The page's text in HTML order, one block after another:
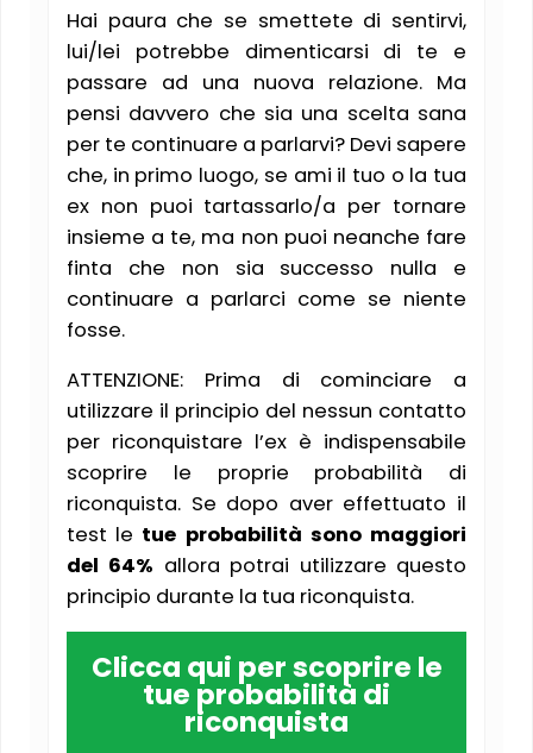
Hai paura che se smettete di sentirvi,
lui/lei potrebbe dimenticarsi di te e
passare ad una nuova relazione. Ma
pensi davvero che sia una scelta sana
per te continuare a parlarvi? Devi sapere
che, in primo luogo, se ami il tuo o la tua
ex non puoi tartassarlo/a per tornare
insieme a te, ma non puoi neanche fare
finta che non sia successo nulla e
continuare a parlarci come se niente
fosse.
ATTENZIONE: Prima di cominciare a
utilizzare il principio del nessun contatto
per riconquistare l’ex è indispensabile
scoprire le proprie probabilità di
riconquista. Se dopo aver effettuato il
test le tue probabilità sono maggiori
del 64% allora potrai utilizzare questo
principio durante la tua riconquista.
Clicca qui per scoprire le
tue probabilità di
riconquista